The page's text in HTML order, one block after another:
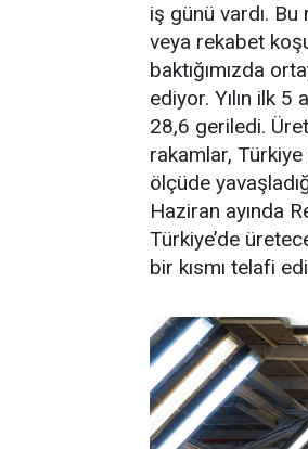
iş günü vardı.
veya rekabet
baktığımızda
ediyor. Yılın ilk
28,6 geriledi.
rakamlar,
ölçüde
Haziran ayında
Türkiye’de
bir kısmı telafi